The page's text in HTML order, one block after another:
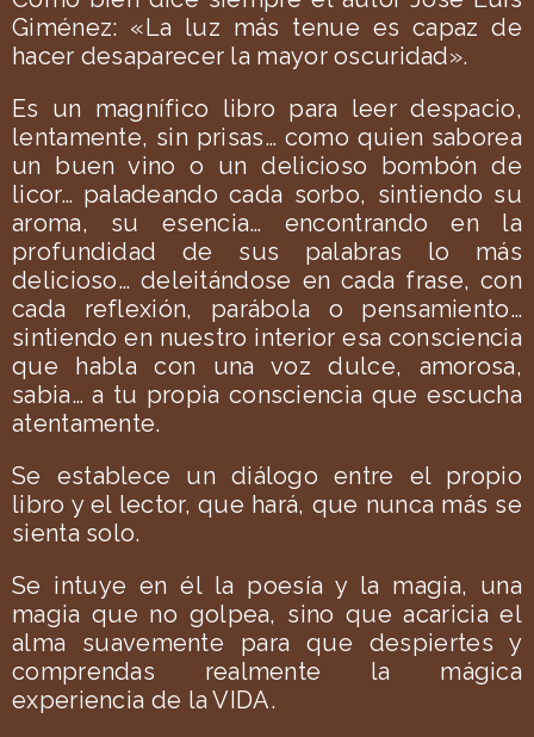
Giménez: «La luz más tenue es capaz de
hacer desaparecer la mayor oscuridad».
Es un magnífico libro para leer despacio,
lentamente, sin prisas… como quien saborea
un buen vino o un delicioso bombón de
licor… paladeando cada sorbo, sintiendo su
aroma, su esencia… encontrando en la
profundidad de sus palabras lo más
delicioso… deleitándose en cada frase, con
cada reflexión, parábola o pensamiento…
sintiendo en nuestro interior esa consciencia
que habla con una voz dulce, amorosa,
sabia… a tu propia consciencia que escucha
atentamente.
Se establece un diálogo entre el propio
libro y el lector, que hará, que nunca más se
sienta solo.
Se intuye en él la poesía y la magia, una
magia que no golpea, sino que acaricia el
alma suavemente para que despiertes y
comprendas realmente la mágica
experiencia de la VIDA.